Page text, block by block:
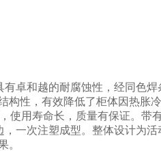
卓和越的耐腐蚀性，经同色
性，有效降低了柜体因热胀冷
使用寿命长，质量有保证。带
一次注塑成型。整体设计为活
。